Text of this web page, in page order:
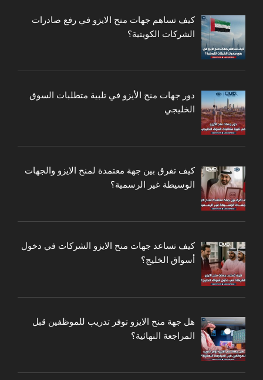
كيف تساهم جهات منح الايزو في رفع صادرات
الشركات الكويتية؟
دور جهات منح الأيزو في تلبية متطلبات السوق
الخليجي
كيف تفرق بين جهة معتمدة لمنح الايزو والجهات
الوسيطة غير الرسمية؟
كيف تساعد جهات منح الايزو الشركات في دخول
أسواق الخليج؟
هل جهة منح الايزو توفر تدريب للموظفين قبل
المراجعة النهائية؟